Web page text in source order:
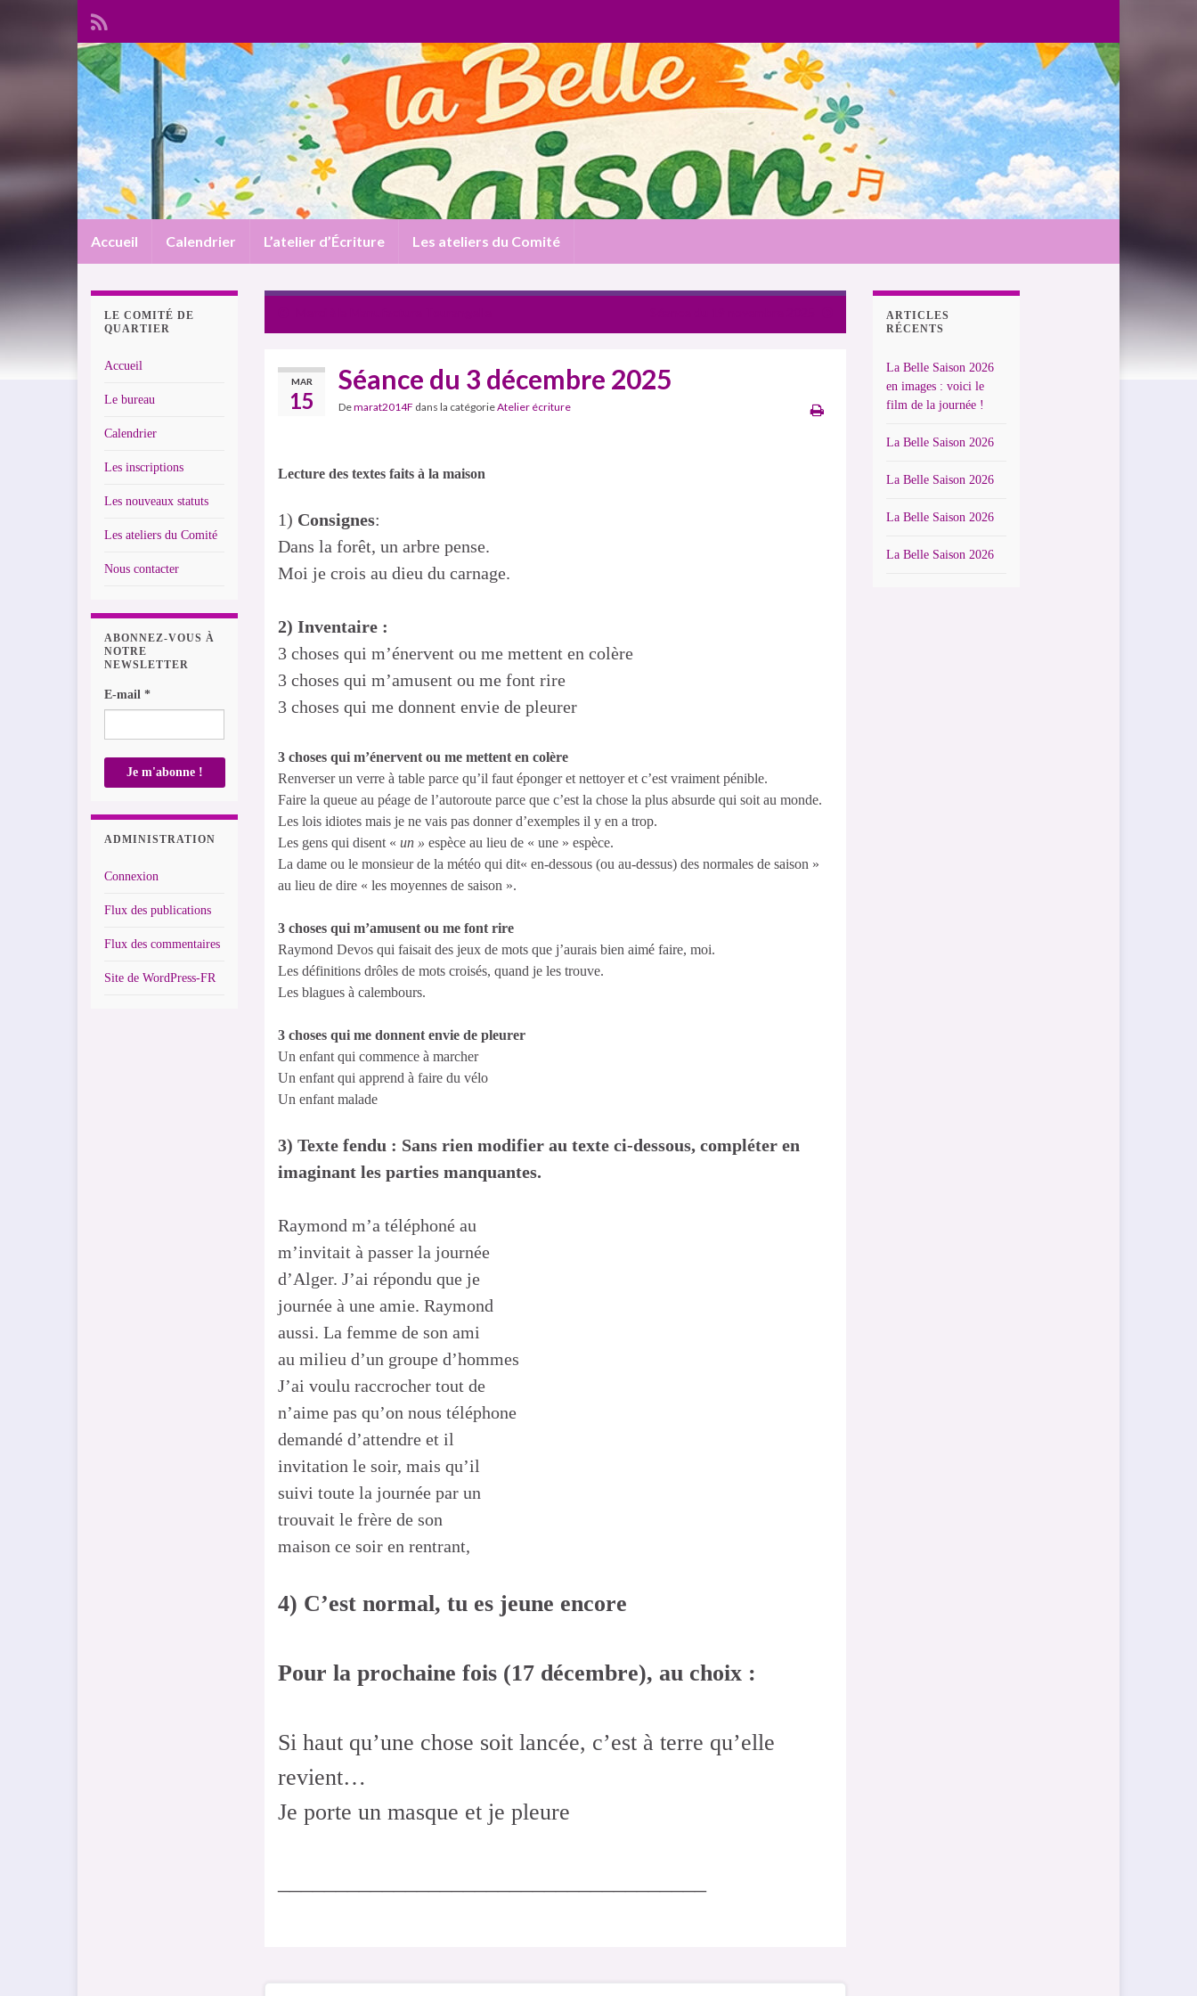
Accueil Calendrier L’atelier d’Écriture Les ateliers du Comité
MAR
15
Séance du 3 décembre 2025
Demarat2014F dans la catégorieAtelier écriture
Lecture des textes faits à la maison
1) Consignes:
Dans la forêt, un arbre pense.
Moi je crois au dieu du carnage.
2) Inventaire :
3 choses qui m’énervent ou me mettent en colère
3 choses qui m’amusent ou me font rire
3 choses qui me donnent envie de pleurer
3 choses qui m’énervent ou me mettent en colère
Renverser un verre à table parce qu’il faut éponger et nettoyer et c’est vraiment pénible.
Faire la queue au péage de l’autoroute parce que c’est la chose la plus absurde qui soit au monde.
Les lois idiotes mais je ne vais pas donner d’exemples il y en a trop.
Les gens qui disent « un » espèce au lieu de « une » espèce.
La dame ou le monsieur de la météo qui dit« en-dessous (ou au-dessus) des normales de saison »
au lieu de dire « les moyennes de saison ».
3 choses qui m’amusent ou me font rire
Raymond Devos qui faisait des jeux de mots que j’aurais bien aimé faire, moi.
Les définitions drôles de mots croisés, quand je les trouve.
Les blagues à calembours.
3 choses qui me donnent envie de pleurer
Un enfant qui commence à marcher
Un enfant qui apprend à faire du vélo
Un enfant malade
3) Texte fendu : Sans rien modifier au texte ci-dessous, compléter en
imaginant les parties manquantes.
Raymond m’a téléphoné au
m’invitait à passer la journée
d’Alger. J’ai répondu que je
journée à une amie. Raymond
aussi. La femme de son ami
au milieu d’un groupe d’hommes
J’ai voulu raccrocher tout de
n’aime pas qu’on nous téléphone
demandé d’attendre et il
invitation le soir, mais qu’il
suivi toute la journée par un
trouvait le frère de son
maison ce soir en rentrant,
4) C’est normal, tu es jeune encore
Pour la prochaine fois (17 décembre), au choix :
Si haut qu’une chose soit lancée, c’est à terre qu’elle
revient…
Je porte un masque et je pleure
LE COMITÉ DE
QUARTIER
Accueil
Le bureau
Calendrier
Les inscriptions
Les nouveaux statuts
Les ateliers du Comité
Nous contacter
ABONNEZ-VOUS À
NOTRE
NEWSLETTER
E-mail *
ADMINISTRATION
Connexion
Flux des publications
Flux des commentaires
Site de WordPress-FR
ARTICLES
RÉCENTS
La Belle Saison 2026
en images : voici le
film de la journée !
La Belle Saison 2026
La Belle Saison 2026
La Belle Saison 2026
La Belle Saison 2026